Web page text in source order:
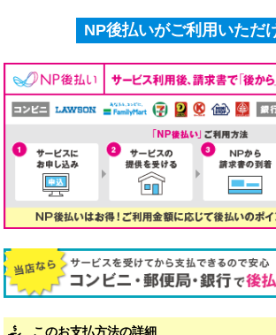
NP後払いがご利用いただ
このお支払方法の詳細